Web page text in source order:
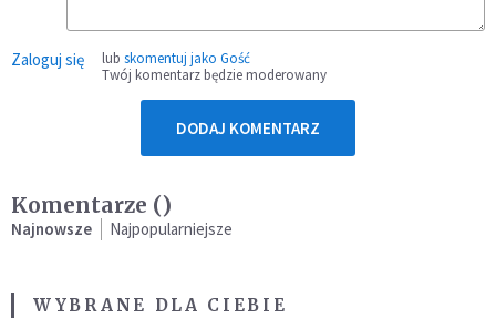
Zaloguj się lub skomentuj jako Gość
Twój komentarz będzie moderowany
DODAJ KOMENTARZ
Komentarze ()
Najnowsze Najpopularniejsze
WYBRANE DLA CIEBIE